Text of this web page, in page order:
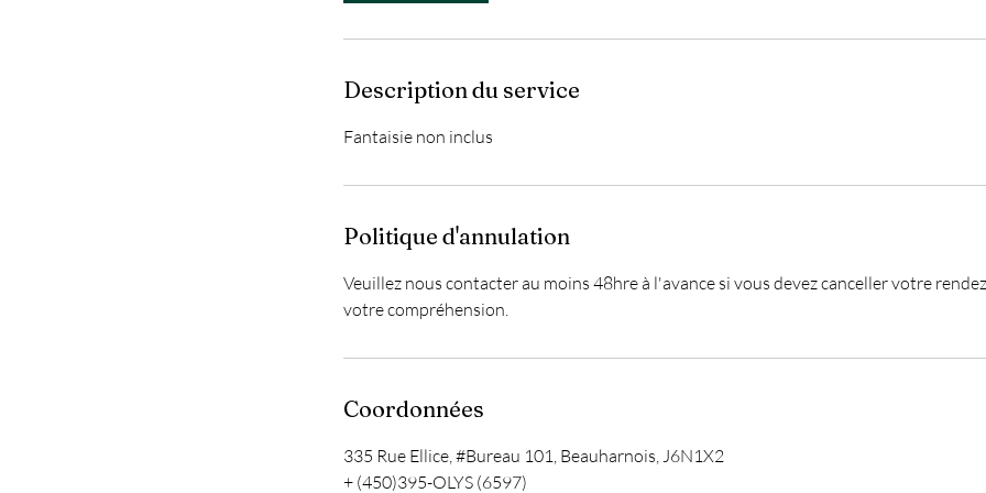
Description du service
Fantaisie non inclus
Politique d'annulation
Veuillez nous contacter au moins 48hre à l'avance si vous devez canceller votre
votre compréhension.
Coordonnées
335 Rue Ellice, #Bureau 101, Beauharnois, J6N1X2
+ (450)395-OLYS (6597)